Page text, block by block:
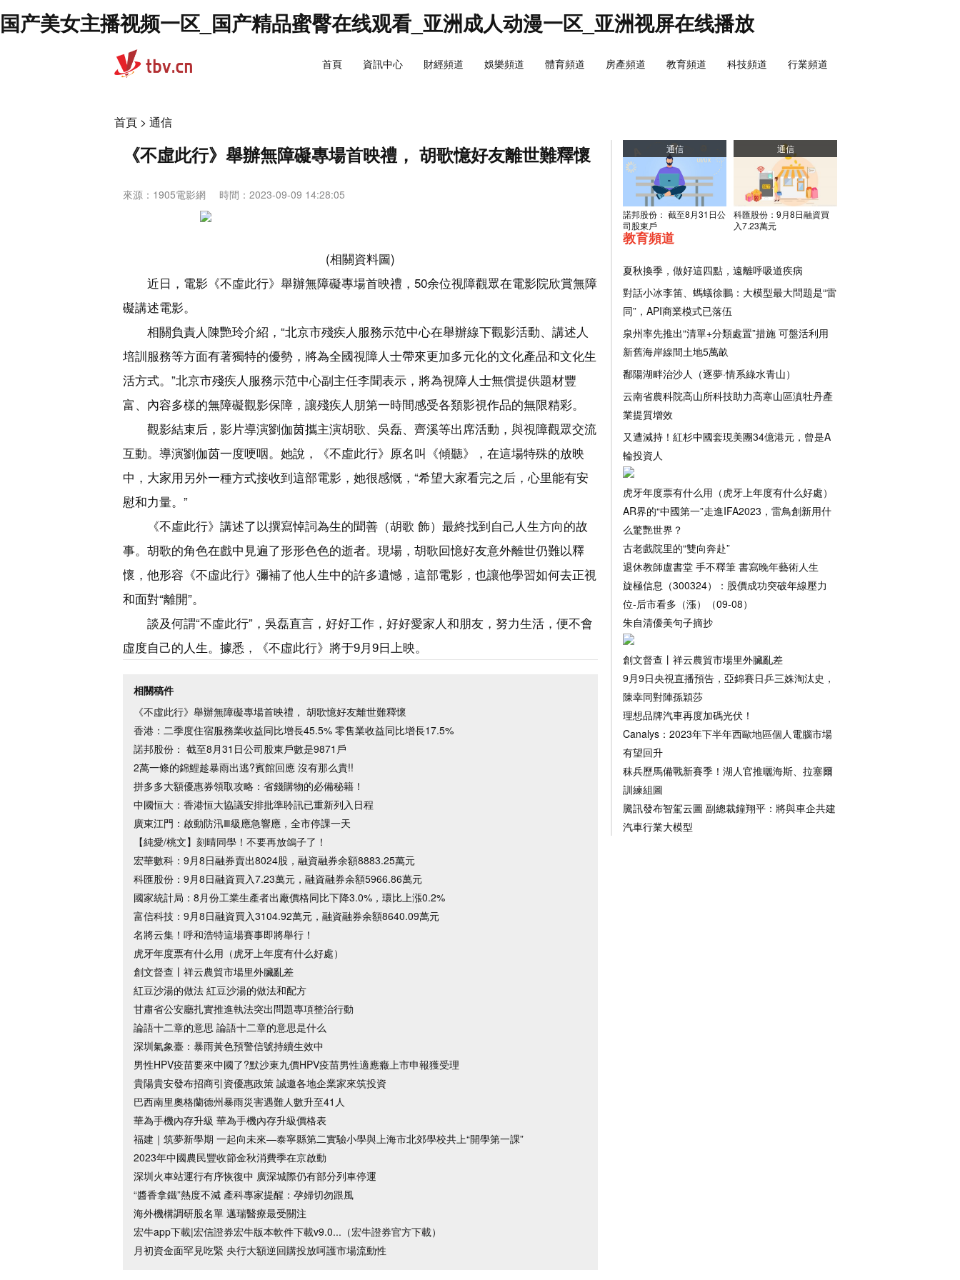
国产美女主播视频一区_国产精品蜜臀在线观看_亚洲成人动漫一区_亚洲视屏在线播放
首頁 資訊中心 財經頻道 娛樂頻道 體育頻道 房產頻道 教育頻道 科技頻道 行業頻道
首頁 > 通信
《不虛此行》舉辦無障礙專場首映禮， 胡歌憶好友離世難釋懷
來源： 1905電影網 時間：2023-09-09 14:28:05
(相關資料圖)
近日，電影《不虛此行》舉辦無障礙專場首映禮，50余位視障觀眾在電影院欣賞無障
礙講述電影。
相關負責人陳艷玲介紹，“北京市殘疾人服務示范中心在舉辦線下觀影活動、講述人
培訓服務等方面有著獨特的優勢，將為全國視障人士帶來更加多元化的文化產品和文化生
活方式。”北京市殘疾人服務示范中心副主任李聞表示，將為視障人士無償提供題材豐
富、內容多樣的無障礙觀影保障，讓殘疾人朋第一時間感受各類影視作品的無限精彩。
觀影結束后，影片導演劉伽茵攜主演胡歌、吳磊、齊溪等出席活動，與視障觀眾交流
互動。導演劉伽茵一度哽咽。她說，《不虛此行》原名叫《傾聽》，在這場特殊的放映
中，大家用另外一種方式接收到這部電影，她很感慨，“希望大家看完之后，心里能有安
慰和力量。”
《不虛此行》講述了以撰寫悼詞為生的聞善（胡歌 飾）最終找到自己人生方向的故
事。胡歌的角色在戲中見遍了形形色色的逝者。現場，胡歌回憶好友意外離世仍難以釋
懷，他形容《不虛此行》彌補了他人生中的許多遺憾，這部電影，也讓他學習如何去正視
和面對“離開”。
談及何謂“不虛此行”，吳磊直言，好好工作，好好愛家人和朋友，努力生活，便不會
虛度自己的人生。據悉，《不虛此行》將于9月9日上映。
相關稿件
《不虛此行》舉辦無障礙專場首映禮， 胡歌憶好友離世難釋懷
香港：二季度住宿服務業收益同比增長45.5% 零售業收益同比增長17.5%
諾邦股份： 截至8月31日公司股東戶數是9871戶
2萬一條的錦鯉趁暴雨出逃?賓館回應 沒有那么貴!!
拼多多大額優惠券領取攻略：省錢購物的必備秘籍！
中國恒大：香港恒大協議安排批準聆訊已重新列入日程
廣東江門：啟動防汛Ⅲ級應急響應，全市停課一天
【純愛/桃文】刻晴同學！不要再放鴿子了！
宏華數科：9月8日融券賣出8024股，融資融券余額8883.25萬元
科匯股份：9月8日融資買入7.23萬元，融資融券余額5966.86萬元
國家統計局：8月份工業生產者出廠價格同比下降3.0%，環比上漲0.2%
富信科技：9月8日融資買入3104.92萬元，融資融券余額8640.09萬元
名將云集！呼和浩特這場賽事即將舉行！
虎牙年度票有什么用（虎牙上年度有什么好處）
創文督查丨祥云農貿市場里外臟亂差
紅豆沙湯的做法 紅豆沙湯的做法和配方
甘肅省公安廳扎實推進執法突出問題專項整治行動
論語十二章的意思 論語十二章的意思是什么
深圳氣象臺：暴雨黃色預警信號持續生效中
男性HPV疫苗要來中國了?默沙東九價HPV疫苗男性適應癥上市申報獲受理
貴陽貴安發布招商引資優惠政策 誠邀各地企業家來筑投資
巴西南里奧格蘭德州暴雨災害遇難人數升至41人
華為手機內存升級 華為手機內存升級價格表
福建｜筑夢新學期 一起向未來—泰寧縣第二實驗小學與上海市北郊學校共上“開學第一課”
2023年中國農民豐收節金秋消費季在京啟動
深圳火車站運行有序恢復中 廣深城際仍有部分列車停運
“醬香拿鐵”熱度不減 產科專家提醒：孕婦切勿跟風
海外機構調研股名單 邁瑞醫療最受關注
宏牛app下載|宏信證券宏牛版本軟件下載v9.0...（宏牛證券官方下載）
月初資金面罕見吃緊 央行大額逆回購投放呵護市場流動性
通信
諾邦股份： 截至8月31日公
司股東戶
通信
科匯股份：9月8日融資買
入7.23萬元
教育頻道
夏秋換季，做好這四點，遠離呼吸道疾病
對話小冰李笛、螞蟻徐鵬：大模型最大問題是“雷
同”，API商業模式已落伍
泉州率先推出“清單+分類處置”措施 可盤活利用
新舊海岸線間土地5萬畝
鄱陽湖畔治沙人（逐夢·情系綠水青山）
云南省農科院高山所科技助力高寒山區滇牡丹產
業提質增效
又遭減持！紅杉中國套現美團34億港元，曾是A
輪投資人
虎牙年度票有什么用（虎牙上年度有什么好處）
AR界的“中國第一”走進IFA2023，雷鳥創新用什
么驚艷世界？
古老戲院里的“雙向奔赴”
退休教師盧書堂 手不釋筆 書寫晚年藝術人生
旋極信息（300324）：股價成功突破年線壓力
位-后市看多（漲）（09-08）
朱自清優美句子摘抄
創文督查丨祥云農貿市場里外臟亂差
9月9日央視直播預告，亞錦賽日乒三姝淘汰史，
陳幸同對陣孫穎莎
理想品牌汽車再度加碼光伏！
Canalys：2023年下半年西歐地區個人電腦市場
有望回升
秣兵歷馬備戰新賽季！湖人官推曬海斯、拉塞爾
訓練組圖
騰訊發布智駕云圖 副總裁鐘翔平：將與車企共建
汽車行業大模型